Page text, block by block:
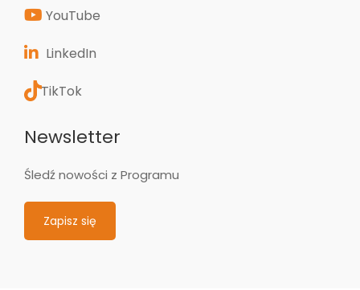
YouTube
LinkedIn
TikTok
Newsletter
Śledź nowości z Programu
Zapisz się